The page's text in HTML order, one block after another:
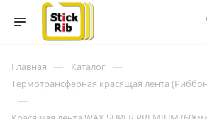
Главная — Каталог —
Термотрансферная красящая лента
—